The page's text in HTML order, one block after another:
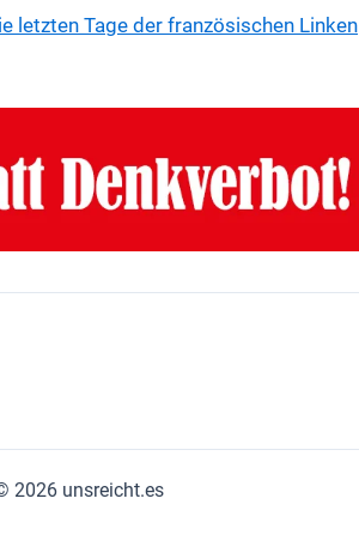
letzten Tage der französischen Linken
2026 unsreicht.es